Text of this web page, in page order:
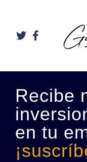
Recibe
en tu